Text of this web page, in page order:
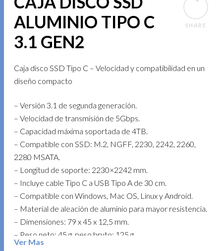
SHARE
ALUMINIO TIPO C
3.1 GEN2
Caja disco SSD Tipo C – Velocidad y compatibilidad en un
diseño compacto
– Versión 3.1 de segunda generación.
– Velocidad de transmisión de 5Gbps.
– Capacidad máxima soportada de 4TB.
– Compatible con SSD: M.2, NGFF, 2230, 2242, 2260,
2280 MSATA.
– Longitud de soporte: 2230×2242 mm.
– Incluye cable Tipo C a USB Tipo A de 30 cm.
– Compatible con Windows, Mac OS, Linux y Android.
– Material de aleación de aluminio para mayor resistencia.
– Dimensiones: 79 x 45 x 12,5 mm.
– Peso neto: 45 g, peso bruto: 125 g.
Ver Mas